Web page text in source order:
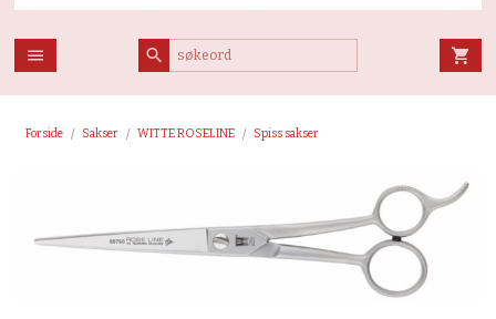
Forside Sakser WITTE ROSELINE Spiss sakser